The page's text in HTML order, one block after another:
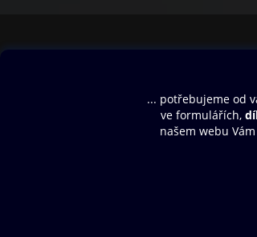
Aplikace a hry
SMS/MMS Info
Blog